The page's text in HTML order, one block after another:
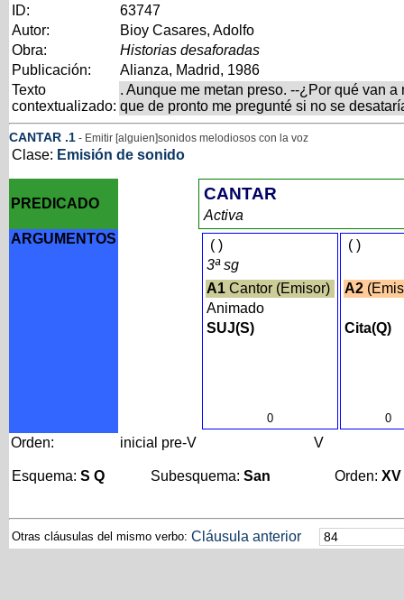
ID:
63747
Autor:
Bioy Casares, Adolfo
Obra:
Historias desaforadas
Publicación:
Alianza, Madrid, 1986
Texto
contextualizado:
. Aunque me metan preso. --¿Por qué van
que de pronto me pregunté si no se
CANTAR .1- Emitir [alguien]sonidos melodiosos con la voz
Clase: Emisión de sonido
PREDICADO
CANTAR
Activa
ARGUMENTOS
()
3ª sg
A1Cantor (Emisor)
Animado
SUJ(S)
0
()
A2
Cita(Q)
0
Orden: inicial pre-V V
Esquema: S Q Subesquema: San Orden: XV
Otras cláusulas del mismo verbo: Cláusula anterior